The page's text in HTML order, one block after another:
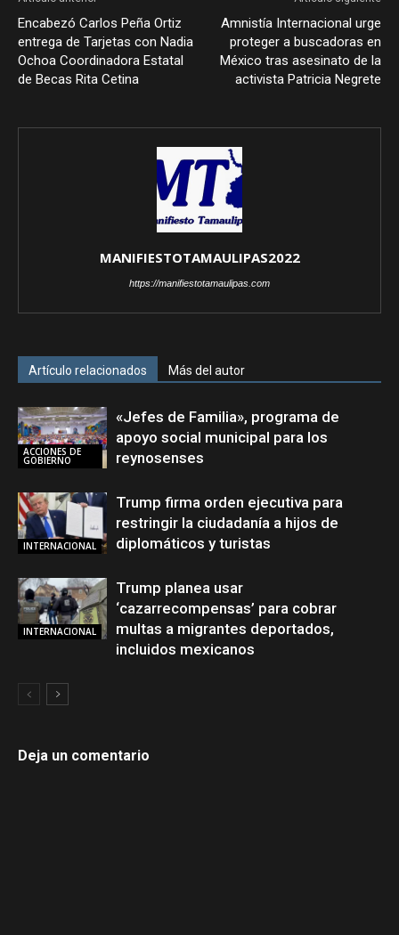
Encabezó Carlos Peña Ortiz
entrega de Tarjetas con Nadia
Ochoa Coordinadora Estatal
de Becas Rita Cetina
Amnistía Internacional urge
proteger a buscadoras en
México tras asesinato de la
activista Patricia Negrete
MANIFIESTOTAMAULIPAS2022
https://manifiestotamaulipas.com
Artículo relacionados Más del autor
ACCIONES DE
GOBIERNO
«Jefes de Familia», programa de
apoyo social municipal para los
reynosenses
INTERNACIONAL
Trump firma orden ejecutiva para
restringir la ciudadanía a hijos de
diplomáticos y turistas
INTERNACIONAL
Trump planea usar
‘cazarrecompensas’ para cobrar
multas a migrantes deportados,
incluidos mexicanos
Deja un comentario